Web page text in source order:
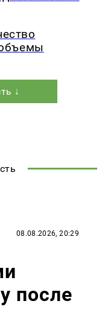
↓
08.08.2026, 20:29
после